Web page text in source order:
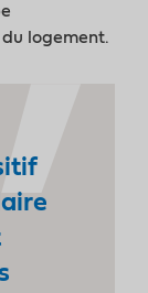
logement.